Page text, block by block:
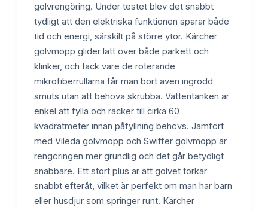
golvrengöring. Under testet blev det snabbt
tydligt att den elektriska funktionen sparar både
tid och energi, särskilt på större ytor. Kärcher
golvmopp glider lätt över både parkett och
klinker, och tack vare de roterande
mikrofiberrullarna får man bort även ingrodd
smuts utan att behöva skrubba. Vattentanken är
enkel att fylla och räcker till cirka 60
kvadratmeter innan påfyllning behövs. Jämfört
med Vileda golvmopp och Swiffer golvmopp är
rengöringen mer grundlig och det går betydligt
snabbare. Ett stort plus är att golvet torkar
snabbt efteråt, vilket är perfekt om man har barn
eller husdjur som springer runt. Kärcher